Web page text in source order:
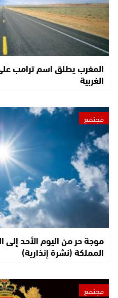
المغرب يطلق اسم ترامب
الغربية
مجتمع
موجة حر من اليوم الأحد إلى
المملكة (نشرة إنذارية)
مجتمع